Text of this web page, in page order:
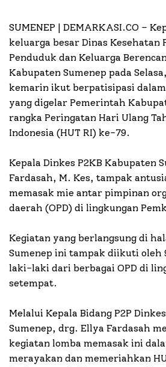
SUMENEP | DEMARKASI.CO –
keluarga besar Dinas Kesehatan
Penduduk dan Keluarga
Kabupaten Sumenep pada
kemarin ikut berpatisipasi
yang digelar Pemerintah
rangka Peringatan Hari Ulang
Indonesia (HUT RI) ke-79.
Kepala Dinkes P2KB Kabupaten
Fardasah, M. Kes, tampak
memasak mie antar pimpinan
daerah (OPD) di lingkungan
Kegiatan yang berlangsung di
Sumenep ini tampak diikuti oleh
laki-laki dari berbagai OPD di
setempat.
Melalui Kepala Bidang P2P
Sumenep, drg. Ellya Fardasah
kegiatan lomba memasak ini
merayakan dan memeriahkan